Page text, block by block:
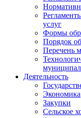
услуг
Формы
Порядок
Перечень
Деятельность
Экономика
Закупки
Сельское